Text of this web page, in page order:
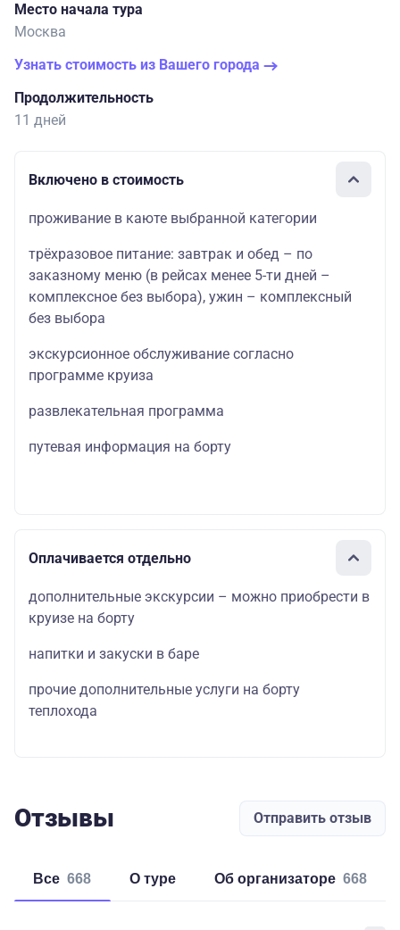
Место начала тура
Москва
Узнать стоимость из Вашего города
Продолжительность
11 дней
Включено в стоимость
проживание в каюте выбранной категории
трёхразовое питание: завтрак и обед – по
заказному меню (в рейсах менее 5-ти дней –
комплексное без выбора), ужин – комплексный
без выбора
экскурсионное обслуживание согласно
программе круиза
развлекательная программа
путевая информация на борту
Оплачивается отдельно
дополнительные экскурсии – можно приобрести в
круизе на борту
напитки и закуски в баре
прочие дополнительные услуги на борту
теплохода
Отзывы Отправить отзыв
Все 668 о туре об организаторе 668